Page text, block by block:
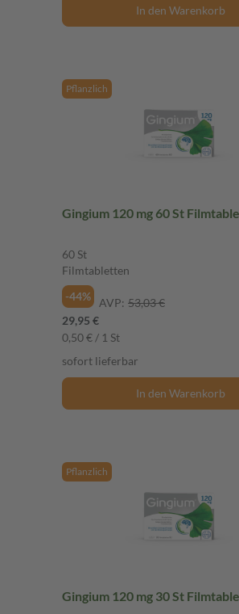
In den Warenkorb
Pflanzlich
Gingium 120 mg 60 St
60 St
Filmtabletten
-44%
AVP: 53,03 €
29,95 €
0,50 € / 1 St
sofort lieferbar
In den Warenkorb
Pflanzlich
Gingium 120 mg 30 St